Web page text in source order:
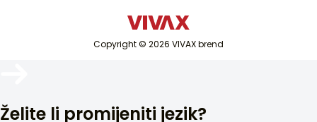
Copyright © 2026 VIVAX brend
Želite li promijeniti jezik?